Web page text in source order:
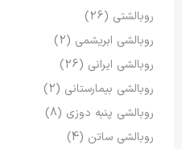
روبالشتی (26)
روبالشی ابریشمی (2)
روبالشی ایرانی (26)
روبالشی بیمارستانی (2)
روبالشی پنبه دوزی (8)
روبالشی ساتن (4)